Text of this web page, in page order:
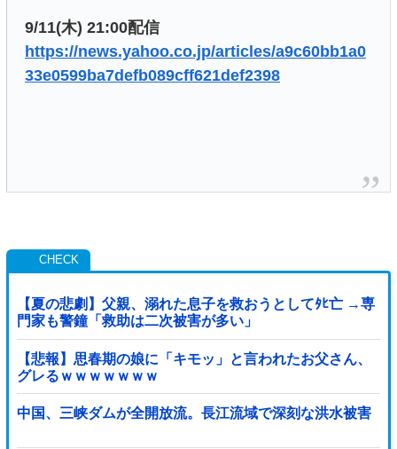
9/11(木) 21:00配信
https://news.yahoo.co.jp/articles/a9c60bb1a0
33e0599ba7defb089cff621def2398
【夏の悲劇】父親、溺れた息子を救おうとしてﾀﾋ亡 →専
門家も警鐘「救助は二次被害が多い」
【悲報】思春期の娘に「キモッ」と言われたお父さん、
グレるｗｗｗｗｗｗｗ
中国、三峡ダムが全開放流。長江流域で深刻な洪水被害